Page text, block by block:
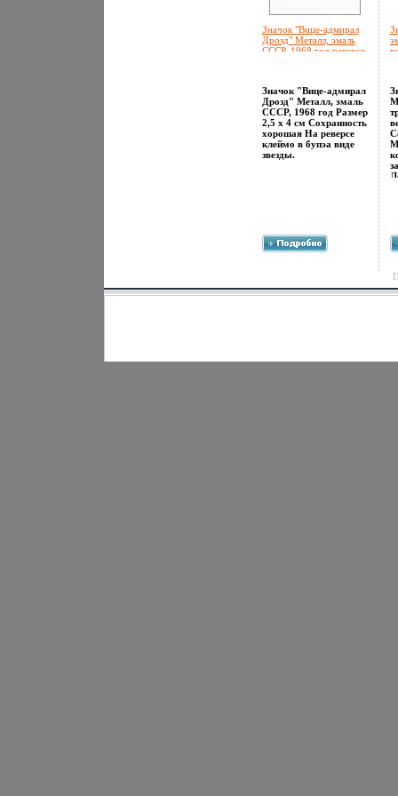
Значок "Вице-адмирал
Дрозд" Металл, эмаль
СССР, 1968 год реверсе
Значок "Вице-адмирал
Дрозд" Металл, эмаль
СССР, 1968 год Размер
2,5 х 4 см Сохранность
хорошая На реверсе
клеймо в бупэа виде
звезды.